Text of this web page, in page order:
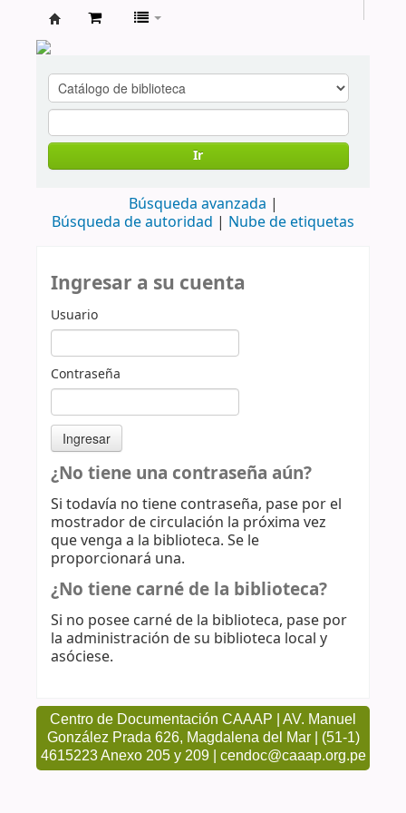
cendoc
Ir
Búsqueda avanzada
Búsqueda de autoridad
Nube de etiquetas
Ingresar a su cuenta
Usuario
Contraseña
¿No tiene una contraseña aún?
Si todavía no tiene contraseña, pase por el
mostrador de circulación la próxima vez
que venga a la biblioteca. Se le
proporcionará una.
¿No tiene carné de la biblioteca?
Si no posee carné de la biblioteca, pase por
la administración de su biblioteca local y
asóciese.
Centro de Documentación CAAAP | AV. Manuel
González Prada 626, Magdalena del Mar | (51-1)
4615223 Anexo 205 y 209 | cendoc@caaap.org.pe